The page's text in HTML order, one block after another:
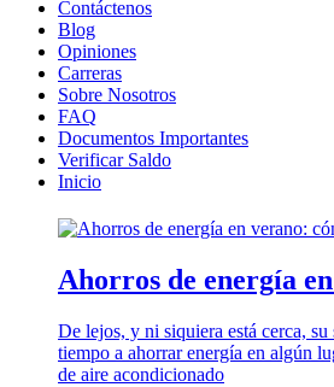
Contáctenos
Blog
Opiniones
Carreras
Sobre Nosotros
FAQ
Documentos Importantes
Verificar Saldo
Inicio
Ahorros de energía
De lejos, y ni siquiera está cerca,
tiempo a ahorrar energía en algún
de aire acondicionado